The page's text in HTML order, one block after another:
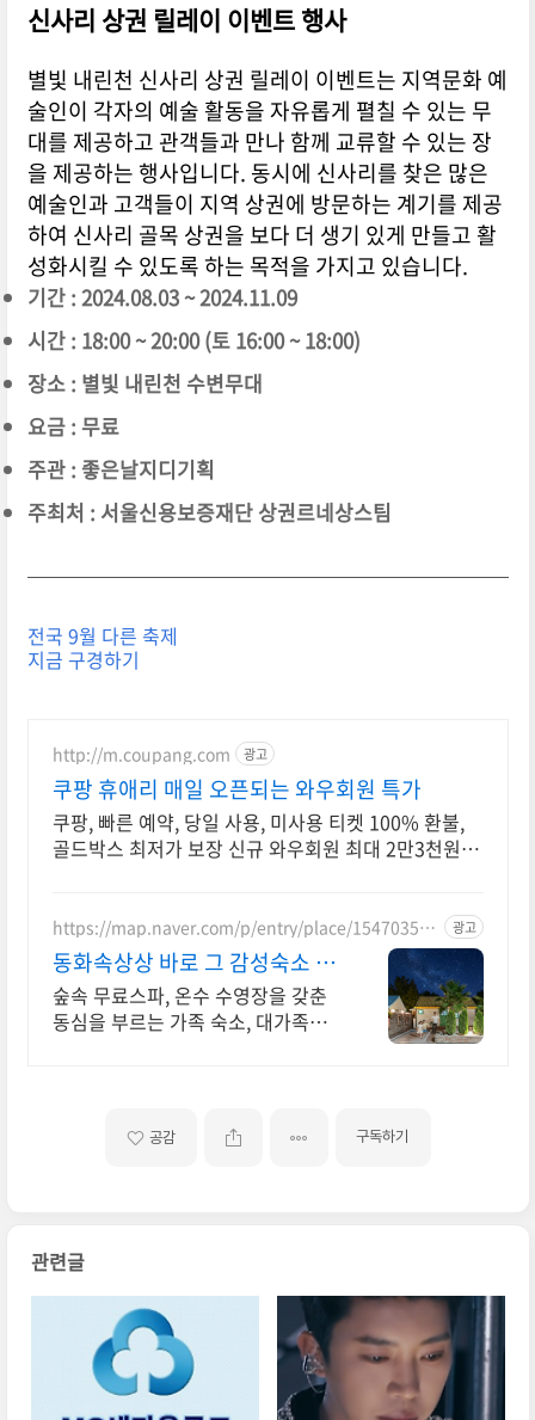
신사리 상권 릴레이 이벤트 행사
별빛 내린천 신사리 상권 릴레이 이벤트는 지역문화 예
술인이 각자의 예술 활동을 자유롭게 펼칠 수 있는 무
대를 제공하고 관객들과 만나 함께 교류할 수 있는 장
을 제공하는 행사입니다. 동시에 신사리를 찾은 많은
예술인과 고객들이 지역 상권에 방문하는 계기를 제공
하여 신사리 골목 상권을 보다 더 생기 있게 만들고 활
성화시킬 수 있도록 하는 목적을 가지고 있습니다.
기간 : 2024.08.03 ~ 2024.11.09
시간 : 18:00 ~ 20:00 (토 16:00 ~ 18:00)
장소 : 별빛 내린천 수변무대
요금 : 무료
주관 : 좋은날지디기획
주최처 : 서울신용보증재단 상권르네상스팀
전국 9월 다른 축제
지금 구경하기
http://m.coupang.com 광고
쿠팡 휴애리 매일 오픈되는 와우회원 특가
쿠팡, 빠른 예약, 당일 사용, 미사용 티켓 100% 환불,
골드박스 최저가 보장 신규 와우회원 최대 2만3천원 쿠
https://map.naver.com/p/entry/place/154703587
광고
동화속상상 바로 그 감성숙소 제
주서쪽 오설록근처 완벽독채
숲속 무료스파, 온수 수영장을 갖춘
동심을 부르는 가족 숙소, 대가족환
공감 구독하기
관련글